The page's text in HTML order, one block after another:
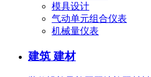
模具设计
气动单元组合仪表
机械量仪表
建筑 建材